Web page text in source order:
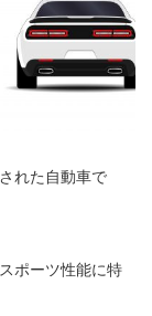
れた自動車で
ポーツ性能に特